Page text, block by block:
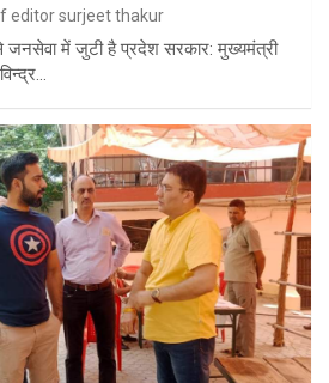
editor surjeet thakur
जनसेवा में जुटी है प्रदेश सरकार: मुख्यमंत्री